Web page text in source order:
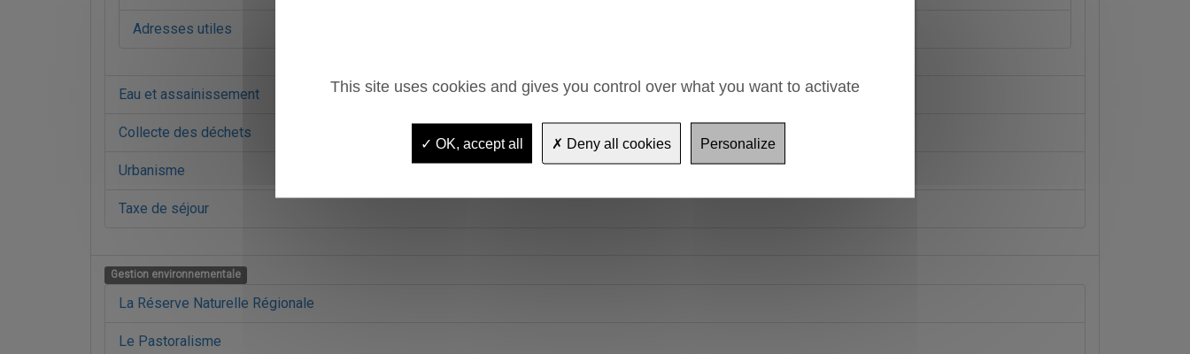
Adresses utiles
Eau et assainissement
Collecte des déchets
Urbanisme
Taxe de séjour
Gestion environnementale
La Réserve Naturelle Régionale
Le Pastoralisme
This site uses cookies and gives you control over what you want to activate
OK, accept all Deny all cookies Personalize